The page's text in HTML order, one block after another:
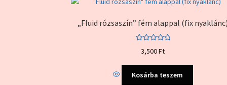
„Fluid rózsaszín” fém alappal (fix nyaklánc)
5.00
3,500Ft
Kosárba teszem